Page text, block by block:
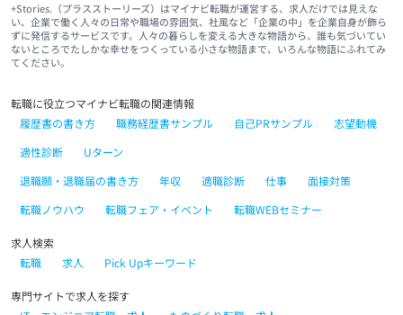
+Stories.（プラスストーリーズ）はマイナビ転職が運営する、求人だけでは見えな
い、企業で働く人々の日常や職場の雰囲気、社風など「企業の中」を企業自身が飾ら
ずに発信するサービスです。人々の暮らしを変える大きな物語から、誰も気づいてい
ないところでたしかな幸せをつくっている小さな物語まで、いろんな物語にふれてみ
てください。
転職に役立つマイナビ転職の関連情報
履歴書の書き方
職務経歴書サンプル 自己PRサンプル
志望動機
適性診断
Uターン
退職願・退職届の書き方
年収 適職診断 仕事
面接対策
転職ノウハウ
転職フェア・イベント 転職WEBセミナー
求人検索
転職
求人 Pick Upキーワード
専門サイトで求人を探す